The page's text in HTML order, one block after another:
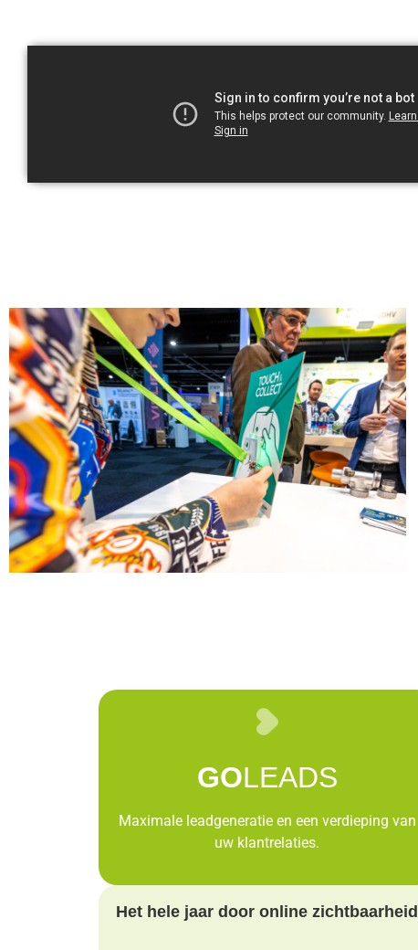
GOLEADS
Maximale leadgeneratie en een verdieping van
uw klantrelaties.
Het hele jaar door online zichtbaarheid